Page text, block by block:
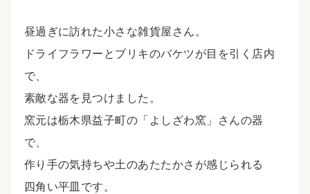
昼過ぎに訪れた小さな雑貨屋さん。
ドライフラワーとブリキのバケツが目を引く店内
で、
素敵な器を見つけました。
窯元は栃木県益子町の「よしざわ窯」さんの器
で、
作り手の気持ちや土のあたたかさが感じられる
四角い平皿です。